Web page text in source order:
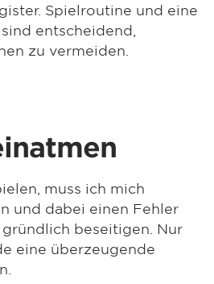
Spielroutine und eine
entscheidend,
zu vermeiden.
muss ich mich
und dabei einen Fehler
beseitigen. Nur
eine überzeugende